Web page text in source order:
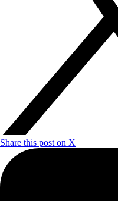
Share this post on X